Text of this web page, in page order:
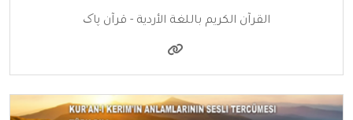
القرآن الكريم باللغة الأردية - قرآن پاک